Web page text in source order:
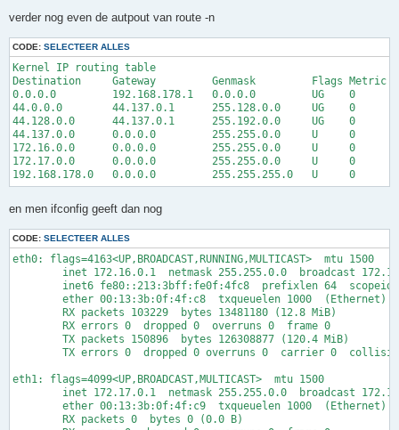
[code]
#							PORT	PORT(S)		DEST		LIMIT		GROUP
?SECTION ALL
?SECTION ESTABLISHED
?SECTION RELATED
?SECTION INVALID
?SECTION UNTRACKED
?SECTION NEW
# ACCEPT	loc:172.16.1.1-172.16.1.254	hn:44.0.0.0/8	all
#       Don't allow connection pickup from the net
#
#
#
DNS(ACCEPT)	$FW		net
#
SSH(ACCEPT)     loc             $FW
SSH(ACCEPT)     loc             dmz
DNS(ACCEPT)	dmz		net
# Drop Ping from the "bad" net zone.
verder nog even de autpout van route -n
CODE: SELECTEER ALLES
Kernel IP routing table
Destination     Gateway         Genmask         Flags Metric
0.0.0.0         192.168.178.1   0.0.0.0         UG    0
44.0.0.0        44.137.0.1      255.128.0.0     UG    0
44.128.0.0      44.137.0.1      255.192.0.0     UG    0
44.137.0.0      0.0.0.0         255.255.0.0     U     0
172.16.0.0      0.0.0.0         255.255.0.0     U     0
172.17.0.0      0.0.0.0         255.255.0.0     U     0
en men ifconfig geeft dan nog
CODE: SELECTEER ALLES
eth0: flags=4163<UP,BROADCAST,RUNNING,MULTICAST>  mtu 1500
inet 172.16.0.1  netmask 255.255.0.0  broadcast
inet6 fe80::213:3bff:fe0f:4fc8  prefixlen 64  scopeid
        ether 00:13:3b:0f:4f:c8  txqueuelen 1000  (Ethernet)
        RX packets 103229  bytes 13481180 (12.8 MiB)
        RX errors 0  dropped 0  overruns 0  frame 0
        TX packets 150896  bytes 126308877 (120.4 MiB)
TX errors 0  dropped 0 overruns 0  carrier 0
eth1: flags=4099<UP,BROADCAST,MULTICAST>  mtu 1500
inet 172.17.0.1  netmask 255.255.0.0  broadcast
        ether 00:13:3b:0f:4f:c9  txqueuelen 1000  (Ethernet)
        RX packets 0  bytes 0 (0.0 B)